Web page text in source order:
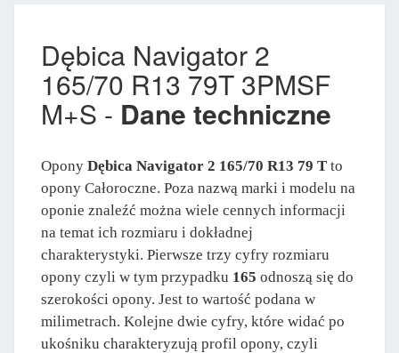
Dębica Navigator 2
165/70 R13 79T 3PMSF
M+S - Dane techniczne
Opony Dębica Navigator 2 165/70 R13 79 T to
opony Całoroczne. Poza nazwą marki i modelu na
oponie znaleźć można wiele cennych informacji
na temat ich rozmiaru i dokładnej
charakterystyki. Pierwsze trzy cyfry rozmiaru
opony czyli w tym przypadku 165 odnoszą się do
szerokości opony. Jest to wartość podana w
milimetrach. Kolejne dwie cyfry, które widać po
ukośniku charakteryzują profil opony, czyli